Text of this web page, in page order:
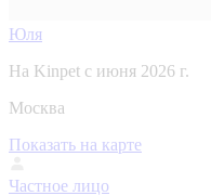
Юля
На Kinpet c июня 2026 г.
Москва
Показать на карте
Частное лицо